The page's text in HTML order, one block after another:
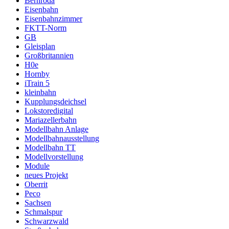
Eisenbahn
Eisenbahnzimmer
FKTT-Norm
GB
Gleisplan
Großbritannien
H0e
Hornby
iTrain 5
kleinbahn
Kupplungsdeichsel
Lokstoredigital
Mariazellerbahn
Modellbahn Anlage
Modellbahnausstellung
Modellbahn TT
Modellvorstellung
Module
neues Projekt
Oberrit
Peco
Sachsen
Schmalspur
Schwarzwald